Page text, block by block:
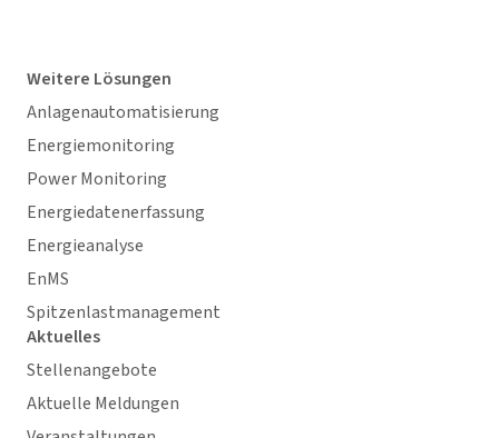
Weitere Lösungen
Anlagenautomatisierung
Energiemonitoring
Power Monitoring
Energiedatenerfassung
Energieanalyse
EnMS
Spitzenlastmanagement
Aktuelles
Stellenangebote
Aktuelle Meldungen